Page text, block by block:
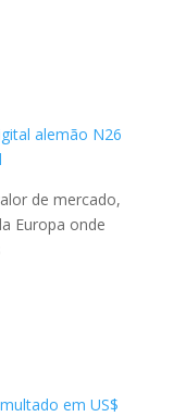
alemão N26
de mercado,
Europa onde
em US$